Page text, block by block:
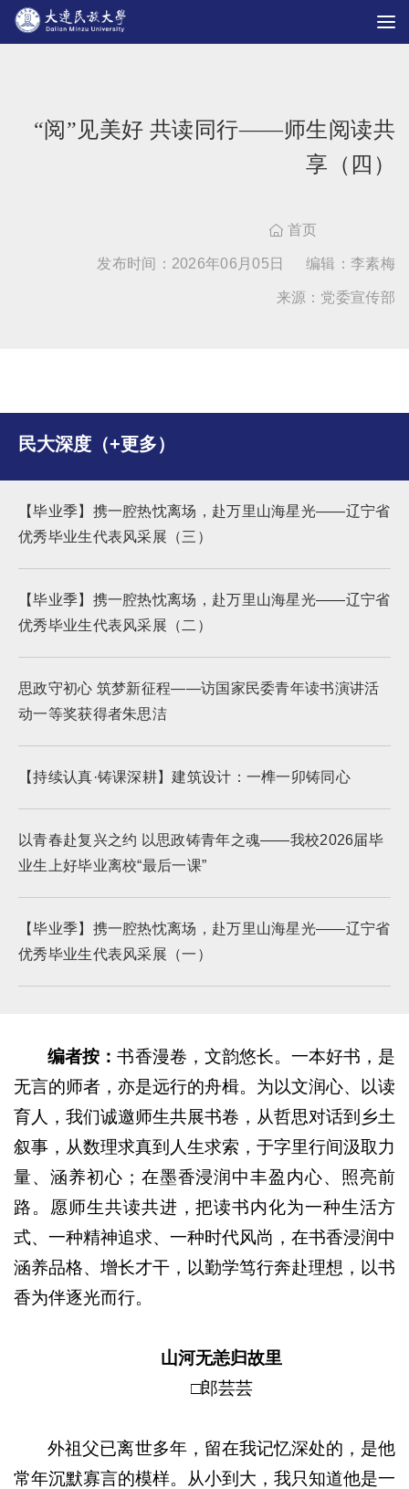
“阅”见美好 共读同行——师生阅读共
享（四）
 首页
发布时间：2026年06月05日 编辑：李素梅
来源：党委宣传部
民大深度（+更多）
【毕业季】携一腔热忱离场，赴万里山海星光——辽宁省
优秀毕业生代表风采展（三）
【毕业季】携一腔热忱离场，赴万里山海星光——辽宁省
优秀毕业生代表风采展（二）
思政守初心 筑梦新征程​​——访国家民委青年读书演讲活
动一等奖获得者朱思洁
【持续认真·铸课深耕】建筑设计：一榫一卯铸同心
以青春赴复兴之约 以思政铸青年之魂——我校2026届毕
业生上好毕业离校“最后一课”
【毕业季】携一腔热忱离场，赴万里山海星光——辽宁省
优秀毕业生代表风采展（一）
编者按：书香漫卷，文韵悠长。一本好书，是
无言的师者，亦是远行的舟楫。为以文润心、以读
育人，我们诚邀师生共展书卷，从哲思对话到乡土
叙事，从数理求真到人生求索，于字里行间汲取力
量、涵养初心；在墨香浸润中丰盈内心、照亮前
路。愿师生共读共进，把读书内化为一种生活方
式、一种精神追求、一种时代风尚，在书香浸润中
涵养品格、增长才干，以勤学笃行奔赴理想，以书
香为伴逐光而行。
山河无恙归故里
□郎芸芸
外祖父已离世多年，留在我记忆深处的，是他
常年沉默寡言的模样。从小到大，我只知道他是一